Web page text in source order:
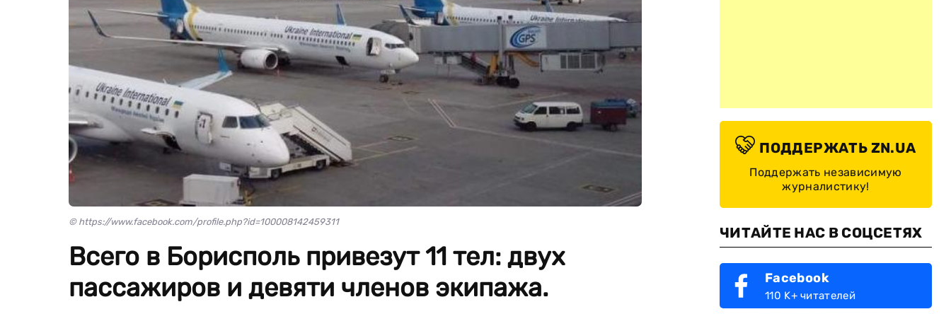
© https://www.facebook.com/profile.php?id=100008142459311
Всего в Борисполь привезут 11 тел: двух
пассажиров и девяти членов экипажа.
ПОДДЕРЖАТЬ ZN.UA
Поддержать независимую
журналистику!
ЧИТАЙТЕ НАС В СОЦСЕТЯХ
Facebook
110 K+ читателей